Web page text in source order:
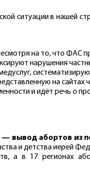
ситуации в нашей
на то, что ФАС
нарушения
на сайтах
и идёт речь о
вывод абортов из
и детства иерей
а в 17 регионахобласть